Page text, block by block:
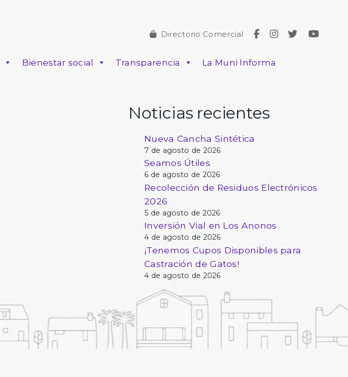
Directorio Comercial
Bienestar social Transparencia
La Muni Informa
Noticias recientes
Nueva Cancha Sintética
7 de agosto de 2026
Seamos Útiles
6 de agosto de 2026
Recolección de Residuos Electrónicos
2026
5 de agosto de 2026
Inversión Vial en Los Anonos
4 de agosto de 2026
¡Tenemos Cupos Disponibles para
Castración de Gatos!
4 de agosto de 2026